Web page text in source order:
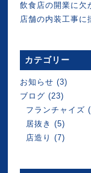
飲食店の開業に欠
店舗の内装工事に
カテゴリー
お知らせ (3)
ブログ (23)
フランチャイズ
居抜き (5)
店造り (7)